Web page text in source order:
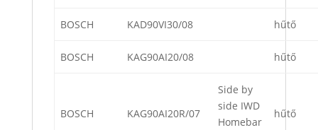
BOSCH KAD90VI30/08 hűtő
BOSCH KAG90AI20/08 hűtő
BOSCH KAG90AI20R/07
Side by
side IWD
Homebar
hűtő